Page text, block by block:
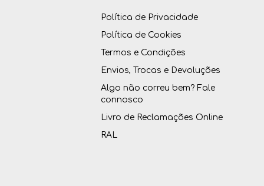
Política de Privacidade
Política de Cookies
Termos e Condições
Envios, Trocas e Devoluções
Algo não correu bem? Fale
connosco
Livro de Reclamações Online
RAL